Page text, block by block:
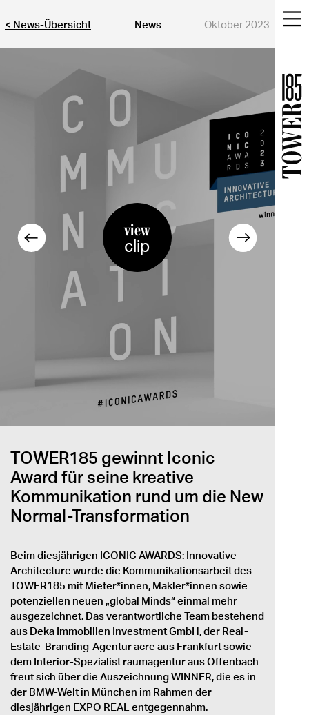
< News-Übersicht News Oktober 2023
view
clip
TOWER185 gewinnt Iconic
Award für seine kreative
Kommunikation rund um die New
Normal-Transformation
Beim diesjährigen ICONIC AWARDS: Innovative
Architecture wurde die Kommunikationsarbeit des
TOWER185 mit Mieter*innen, Makler*innen sowie
potenziellen neuen „global Minds“ einmal mehr
ausgezeichnet. Das verantwortliche Team bestehend
aus Deka Immobilien Investment GmbH, der Real-
Estate-Branding-Agentur acre aus Frankfurt sowie
dem Interior-Spezialist raumagentur aus Offenbach
freut sich über die Auszeichnung WINNER, die es in
der BMW-Welt in München im Rahmen der
diesjährigen EXPO REAL entgegennahm.